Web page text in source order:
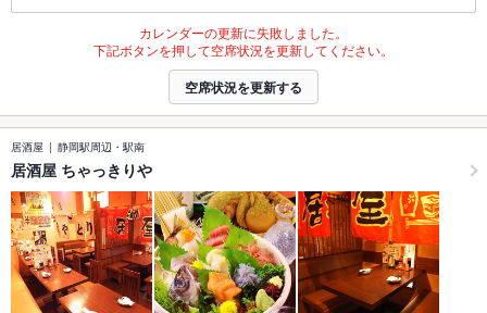
カレンダーの更新に失敗しました。
下記ボタンを押して空席状況を更新してください。
空席状況を更新する
居酒屋 静岡駅周辺・駅南
居酒屋 ちゃっきりや